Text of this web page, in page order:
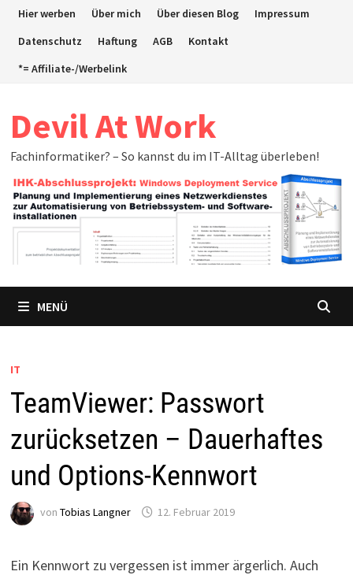
ZumHier werben Über mich Über diesen Blog
Impressum
Datenschutz
Haftung AGB
Kontakt
*= Affiliate-/Werbelink
Devil At Work
Fachinformatiker? – So kannst du im IT-Alltag überleben!
MENÜ
IT
TeamViewer: Passwort
zurücksetzen – Dauerhaftes
und Options-Kennwort
von Tobias Langner 12. Februar 2019
Ein Kennwort zu vergessen ist immer ärgerlich. Auch